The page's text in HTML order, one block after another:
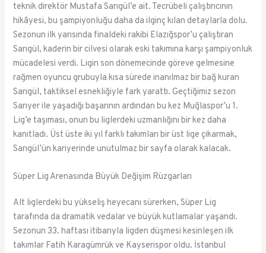
teknik direktör Mustafa Sarıgül’e ait. Tecrübeli çalıştırıcının
hikâyesi, bu şampiyonluğu daha da ilginç kılan detaylarla dolu.
Sezonun ilk yarısında finaldeki rakibi Elazığspor’u çalıştıran
Sarıgül, kaderin bir cilvesi olarak eski takımına karşı şampiyonluk
mücadelesi verdi. Ligin son dönemecinde göreve gelmesine
rağmen oyuncu grubuyla kısa sürede inanılmaz bir bağ kuran
Sarıgül, taktiksel esnekliğiyle fark yarattı. Geçtiğimiz sezon
Sarıyer ile yaşadığı başarının ardından bu kez Muğlaspor’u 1.
Lig’e taşıması, onun bu liglerdeki uzmanlığını bir kez daha
kanıtladı. Üst üste iki yıl farklı takımları bir üst lige çıkarmak,
Sarıgül’ün kariyerinde unutulmaz bir sayfa olarak kalacak.
Süper Lig Arenasında Büyük Değişim Rüzgarları
Alt liglerdeki bu yükseliş heyecanı sürerken, Süper Lig
tarafında da dramatik vedalar ve büyük kutlamalar yaşandı.
Sezonun 33. haftası itibarıyla ligden düşmesi kesinleşen ilk
takımlar Fatih Karagümrük ve Kayserispor oldu. İstanbul